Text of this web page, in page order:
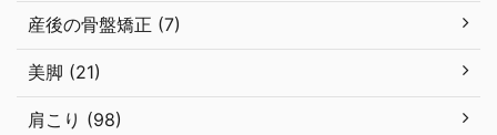
産後の骨盤矯正 (7)
美脚 (21)
肩こり (98)